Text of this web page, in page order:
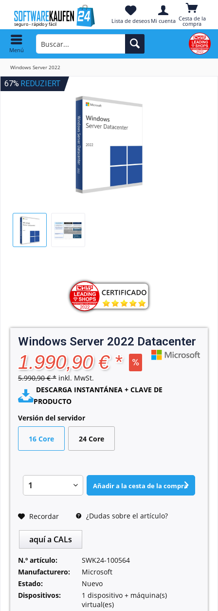
Cesta de la
compra
Lista de deseos Mi cuenta
Menú
Windows Server 2022
67% REDUZIERT
Windows Server 2022 Datacenter
1.990,90 € *
5.990,90 € * inkl. MwSt.
DESCARGA INSTANTÁNEA + CLAVE DE
PRODUCTO
Versión del servidor
16 Core 24 Core
Añadir a la cesta de la compra
Recordar ¿Dudas sobre el artículo?
aquí a CALs
N.º artículo:
SWK24-100564
Manufacturero:
Microsoft
Estado:
Nuevo
Dispositivos:
1 dispositivo + máquina(s)
virtual(es)